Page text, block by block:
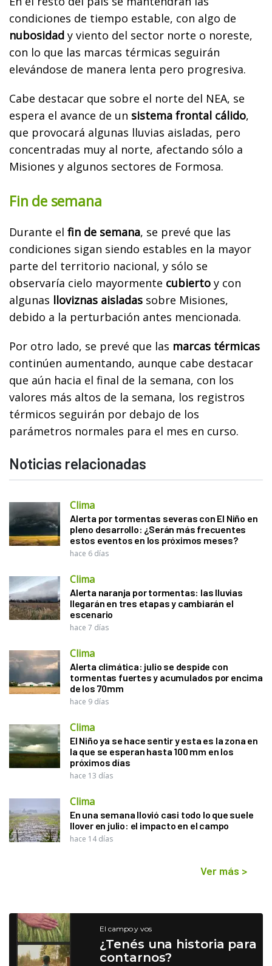
condiciones de tiempo estable, con algo de
nubosidad y viento del sector norte o noreste,
con lo que las marcas térmicas seguirán
elevándose de manera lenta pero progresiva.
Cabe destacar que sobre el norte del NEA, se
espera el avance de un sistema frontal cálido,
que provocará algunas lluvias aisladas, pero
concentradas muy al norte, afectando sólo a
Misiones y algunos sectores de Formosa.
Fin de semana
Durante el fin de semana, se prevé que las
condiciones sigan siendo estables en la mayor
parte del territorio nacional, y sólo se
observaría cielo mayormente cubierto y con
algunas lloviznas aisladas sobre Misiones,
debido a la perturbación antes mencionada.
Por otro lado, se prevé que las marcas térmicas
continúen aumentando, aunque cabe destacar
que aún hacia el final de la semana, con los
valores más altos de la semana, los registros
térmicos seguirán por debajo de los
parámetros normales para el mes en curso.
Noticias relacionadas
Clima
Alerta por tormentas severas con El Niño en
pleno desarrollo: ¿Serán más frecuentes
estos eventos en los próximos meses?
hace 6 días
Clima
Alerta naranja por tormentas: las lluvias
llegarán en tres etapas y cambiarán el
escenario
hace 7 días
Clima
Alerta climática: julio se despide con
tormentas fuertes y acumulados por encima
de los 70mm
hace 9 días
Clima
El Niño ya se hace sentir y esta es la zona en
la que se esperan hasta 100 mm en los
próximos días
hace 13 días
Clima
En una semana llovió casi todo lo que suele
llover en julio: el impacto en el campo
hace 14 días
Ver más >
El campo y vos
¿Tenés una historia para
contarnos?